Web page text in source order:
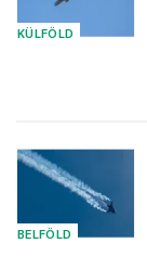
KÜLFÖLD
BELFÖLD